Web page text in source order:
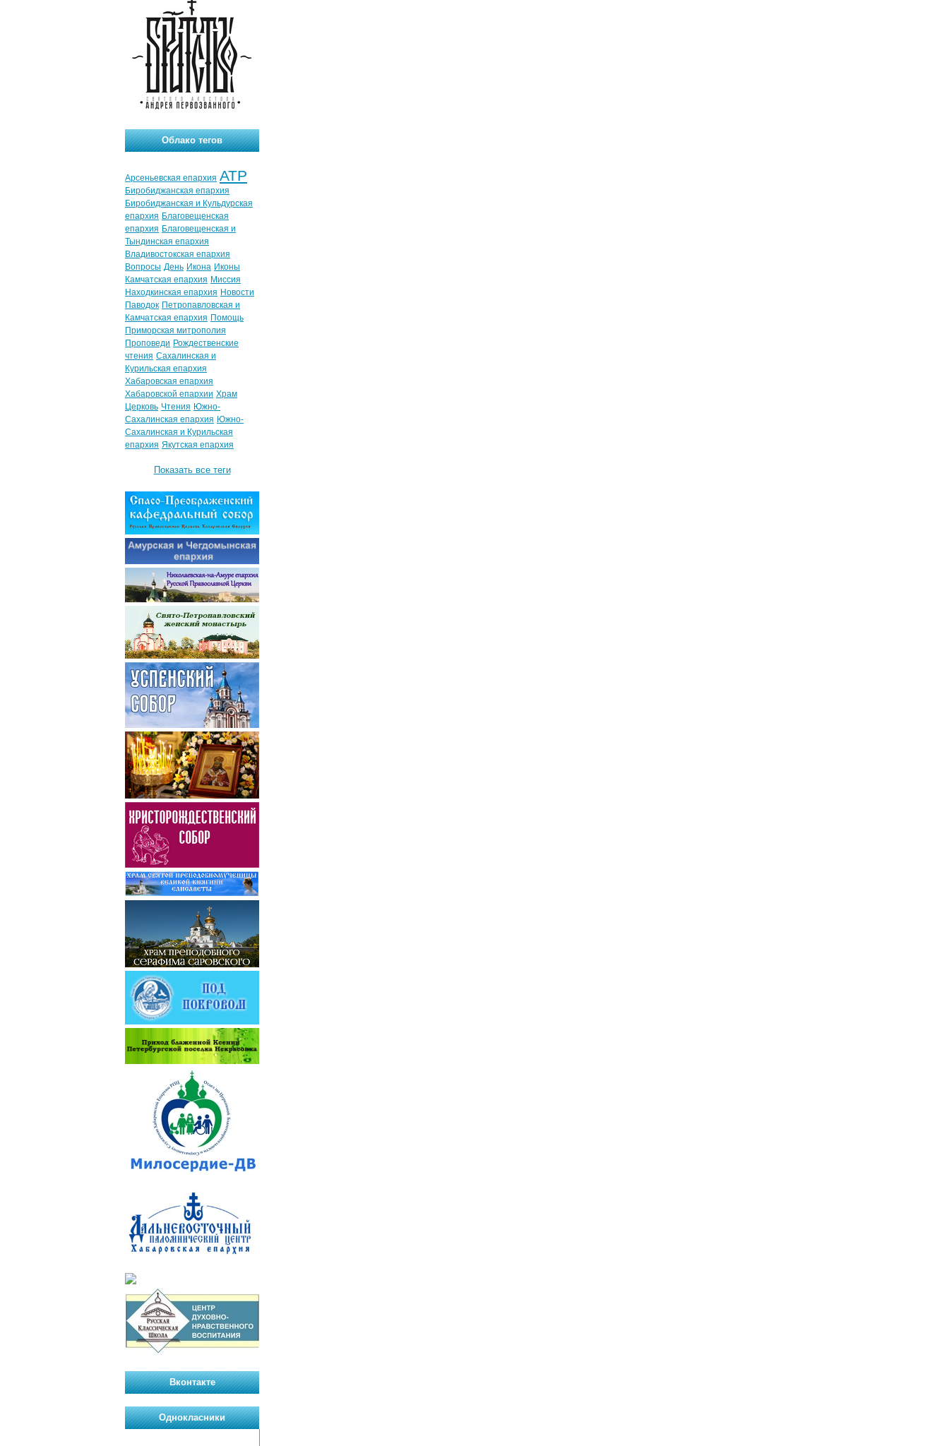
Облако тегов
Арсеньевская епархия АТР
Биробиджанская епархия
Биробиджанская и Кульдурская
епархия Благовещенская
епархия Благовещенская и
Тындинская епархия
Владивостокская епархия
Вопросы День Икона Иконы
Камчатская епархия Миссия
Находкинская епархия Новости
Паводок Петропавловская и
Камчатская епархия Помощь
Приморская митрополия
Проповеди Рождественские
чтения Сахалинская и
Курильская епархия
Хабаровская епархия
Хабаровской епархии Храм
Церковь Чтения Южно-
Сахалинская епархия Южно-
Сахалинская и Курильская
епархия Якутская епархия
Показать все теги
Вконтакте
Однокласники